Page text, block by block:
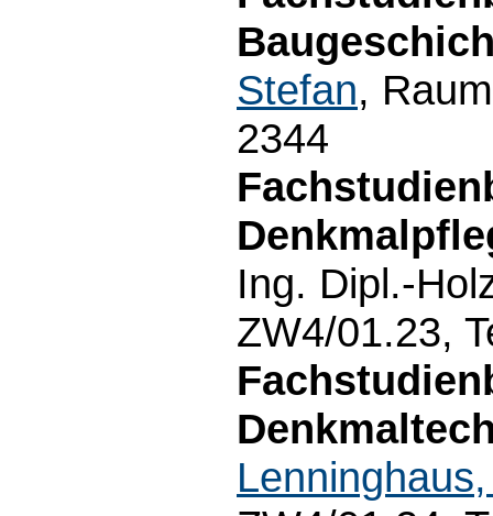
Stefan,
2344
Ing. Dipl.-
ZW4/01.23,